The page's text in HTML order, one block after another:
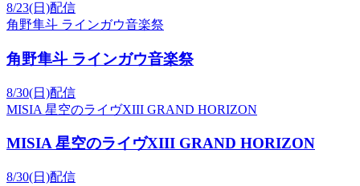
8/23(日)配信
角野隼斗 ラインガウ音楽祭
角野隼斗 ラインガウ音楽祭
8/30(日)配信
MISIA 星空のライヴXIII GRAND HORIZON
MISIA 星空のライヴXIII GRAND HORIZON
8/30(日)配信